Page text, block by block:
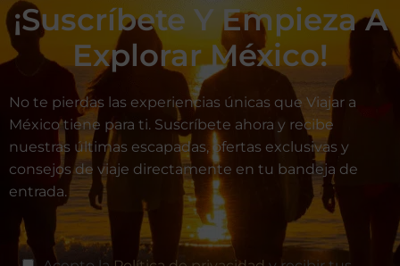
¡Suscríbete Y Empieza A
Explorar México!
No te pierdas las experiencias únicas que Viajar a
México tiene para ti. Suscríbete ahora y recibe
nuestras últimas escapadas, ofertas exclusivas y
consejos de viaje directamente en tu bandeja de
entrada.